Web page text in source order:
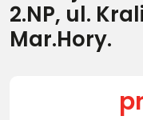
2.NP, ul.
Mar.Hory.